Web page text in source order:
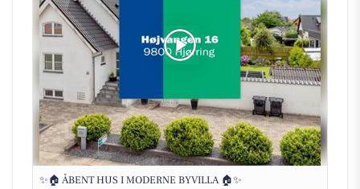
✨🏠 ÅBENT HUS I MODERNE BYVILLA 🏠✨